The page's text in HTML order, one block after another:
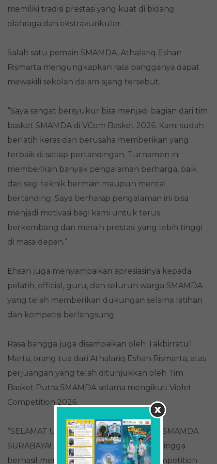
memiliki tradisi prestasi yang kuat di bidang
olahraga dan ekstrakurikuler.
Salah satu pemain SMAMDA, Athalariq Eshan
Rismarta mengungkapkan rasa bangganya dapat
mewakili sekolah dalam ajang tersebut.
“Saya sangat bersyukur bisa menjadi bagian dari tim
basket SMAMDA di VCom Basket 2026. Kami sudah
berlatih keras dan berusaha memberikan yang
terbaik di setiap pertandingan. Turnamen ini
memberikan banyak pengalaman berharga, baik
dari segi teknik bermain maupun mental
bertanding. Saya berharap pengalaman ini bisa
menjadi motivasi bagi kami untuk terus
berkembang dan meraih prestasi yang lebih tinggi
di masa depan.”
Ehsan juga menyampaikan apresiasinya kepada
pelatih, official, guru, dan seluruh warga SMAMDA
yang telah memberikan dukungan selama latihan
dan kompetisi berlangsung.
Rasa bangga juga disampaikan oleh Takbirratul
Marta, orang tua dari Athalariq Eshan Rismarta, atas
perjuangan yang telah ditunjukkan oleh Tim
Basket Putra SMAMDA selama mengikuti Violet
Competition 2026.
“SELAMAT UNTUK TIM BASKET PUTRA SMAMDA
SURABAYA! Atas perjuangan luar biasa hingga
berhasil meraih JUARA 2 pada Violet Competition